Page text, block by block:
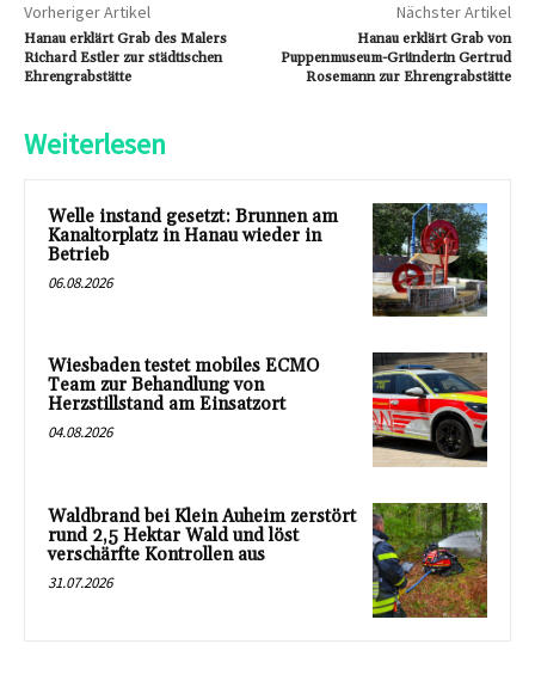
Vorheriger Artikel
Hanau erklärt Grab des Malers
Richard Estler zur städtischen
Ehrengrabstätte
Nächster Artikel
Hanau erklärt Grab von
Puppenmuseum-Gründerin Gertrud
Rosemann zur Ehrengrabstätte
Weiterlesen
Welle instand gesetzt: Brunnen am
Kanaltorplatz in Hanau wieder in
Betrieb
06.08.2026
Wiesbaden testet mobiles ECMO
Team zur Behandlung von
Herzstillstand am Einsatzort
04.08.2026
Waldbrand bei Klein Auheim zerstört
rund 2,5 Hektar Wald und löst
verschärfte Kontrollen aus
31.07.2026